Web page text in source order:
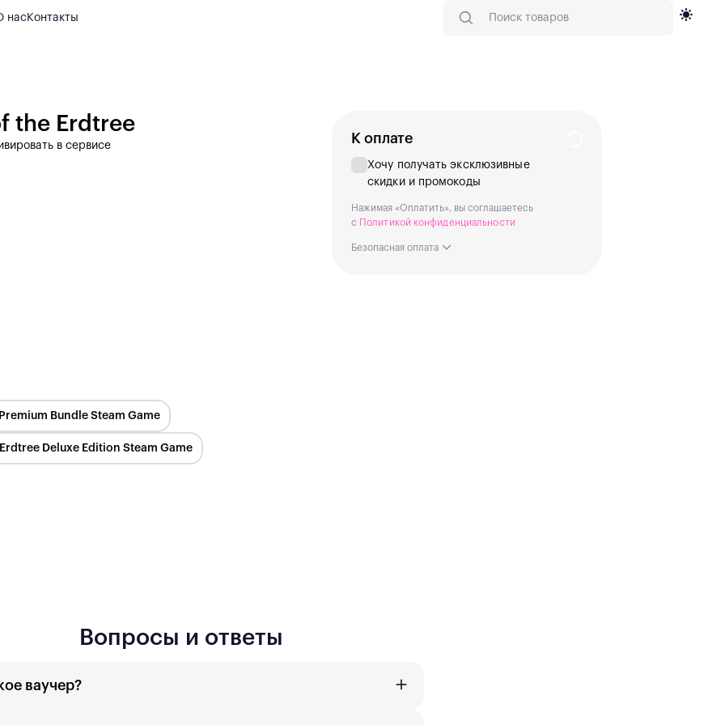
насКонтакты
the Erdtree
в сервисе
Bundle Steam Game
Deluxe Edition Steam Game
К оплате
Хочу получать эксклюзивные
скидки и промокоды
Нажимая «Оплатить», вы соглашаетесь
с Политикой конфиденциальности
Безопасная оплата
Вопросы и ответы
ваучер?